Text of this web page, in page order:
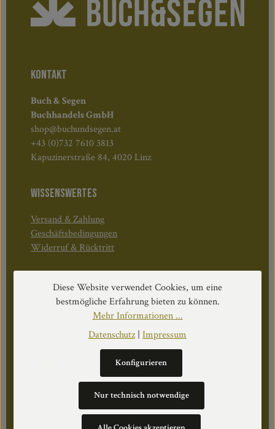
KONTAKT
Buch & Segen
Buchhandels GmbH
shop@buchundsegen.at
+43 (0)732 7610 3813
Kapuzinerstraße 84, 4020 Linz
WISSENSWERTES
Versand & Zahlung
Geschäftsbedingungen
Widerruf & Rücktritt
Öffnungszeiten:
Mo–Do: 08:30–17:00 Uhr
Fr: 08:30–12:30 Uhr
Diese Website verwendet Cookies, um eine
bestmögliche Erfahrung bieten zu können.
Mehr Informationen ...
Datenschutz| Impressum
Nur technisch notwendige
Konfigurieren